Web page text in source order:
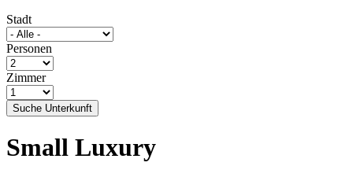
Stadt
Personen
Zimmer
Suche Unterkunft
Small Luxury